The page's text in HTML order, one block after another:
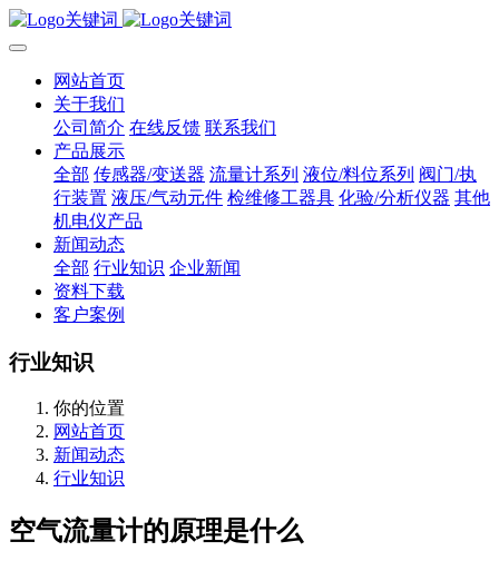
网站首页
关于我们
公司简介 在线反馈 联系我们
产品展示
全部 传感器/变送器 流量计系列 液位/料位系列 阀门/执
行装置 液压/气动元件 检维修工器具 化验/分析仪器 其他
机电仪产品
新闻动态
全部 行业知识 企业新闻
资料下载
客户案例
行业知识
你的位置
网站首页
新闻动态
行业知识
空气流量计的原理是什么